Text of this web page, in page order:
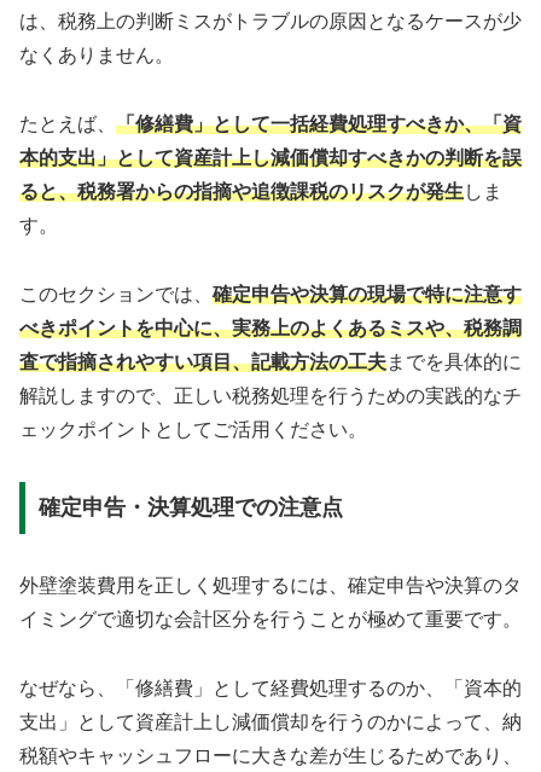
は、税務上の判断ミスがトラブルの原因となるケースが少
なくありません。
たとえば、 「修繕費」として一括経費処理すべきか、「資
本的支出」として資産計上し減価償却すべきかの判断を誤
ると、税務署からの指摘や追徴課税のリスクが発生しま
す。
このセクションでは、 確定申告や決算の現場で特に注意す
べきポイントを中心に、実務上のよくあるミスや、税務調
査で指摘されやすい項目、記載方法の工夫までを具体的に
解説しますので、正しい税務処理を行うための実践的なチ
ェックポイントとしてご活用ください。
確定申告・決算処理での注意点
外壁塗装費用を正しく処理するには、確定申告や決算のタ
イミングで適切な会計区分を行うことが極めて重要です。
なぜなら、「修繕費」として経費処理するのか、「資本的
支出」として資産計上し減価償却を行うのかによって、納
税額やキャッシュフローに大きな差が生じるためであり、